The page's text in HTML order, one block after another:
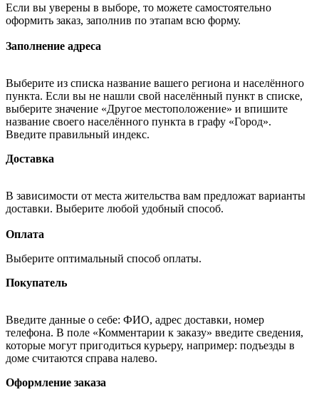
Если вы уверены в выборе, то можете самостоятельно
оформить заказ, заполнив по этапам всю форму.
Заполнение адреса
Выберите из списка название вашего региона и населённого
пункта. Если вы не нашли свой населённый пункт в списке,
выберите значение «Другое местоположение» и впишите
название своего населённого пункта в графу «Город».
Введите правильный индекс.
Доставка
В зависимости от места жительства вам предложат варианты
доставки. Выберите любой удобный способ.
Оплата
Выберите оптимальный способ оплаты.
Покупатель
Введите данные о себе: ФИО, адрес доставки, номер
телефона. В поле «Комментарии к заказу» введите сведения,
которые могут пригодиться курьеру, например: подъезды в
доме считаются справа налево.
Оформление заказа